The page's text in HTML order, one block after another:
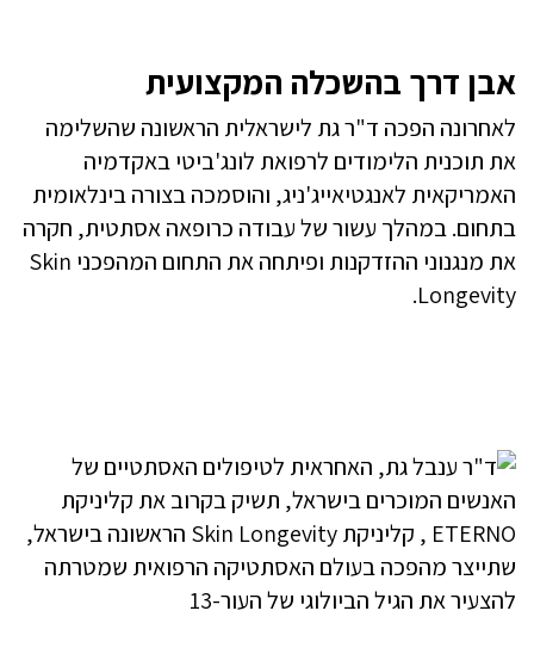
אבן דרך בהשכלה המקצועית
לאחרונה הפכה ד"ר גת לישראלית הראשונה שהשלימה
את תוכנית הלימודים לרפואת לונג'ביטי באקדמיה
האמריקאית לאנגטיאייג'ניג, והוסמכה בצורה בינלאומית
בתחום. במהלך עשור של עבודה כרופאה אסתטית, חקרה
את מנגנוני ההזדקנות ופיתחה את התחום המהפכני Skin
Longevity.